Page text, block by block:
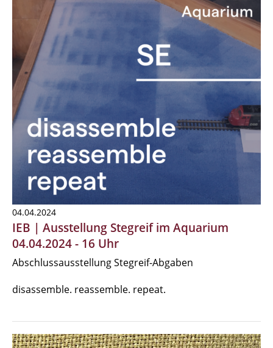
04.04.2024
IEB | Ausstellung Stegreif im Aquarium
04.04.2024 - 16 Uhr
Abschlussausstellung Stegreif-Abgaben
disassemble. reassemble. repeat.